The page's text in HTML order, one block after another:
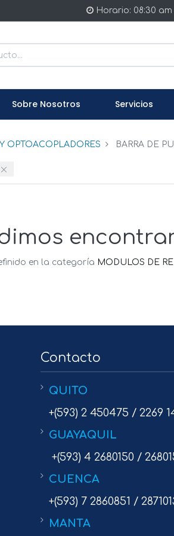
Horario: 08:30 am
Sobre Nosotros Servicios
OPTOACOPLADORES BARRA DE
en la categoría MODULOS DE
Contacto
QUITO
+(593) 2 450475 / 2269
GUAYAQUIL
+(593) 4 2680150 /
CUENCA
+(593) 7 2860851 /
MANTA